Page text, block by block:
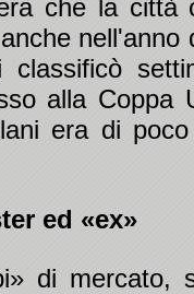
che la città
nell'anno
alla Coppa
era di
ed «ex»
di mercato,